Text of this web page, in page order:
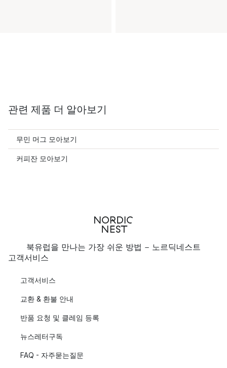
관련 제품 더 알아보기
무민 머그 모아보기
커피잔 모아보기
북유럽을 만나는 가장 쉬운 방법 - 노르딕네스트
고객서비스
고객서비스
교환 & 환불 안내
반품 요청 및 클레임 등록
뉴스레터구독
FAQ - 자주묻는질문